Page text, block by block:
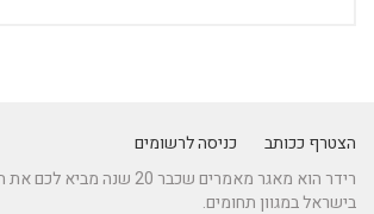
הצטרף ככותב
כניסה לרשומים
רידר הוא מאגר מאמרים שכבר 20
בישראל במגוון תחומים.